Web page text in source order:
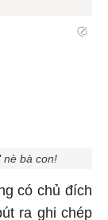
nè bà con!
có chủ đích
ra ghi chép